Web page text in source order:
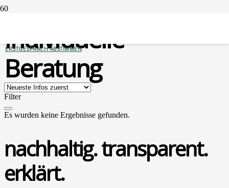
ERSTGESPRÄCH ABSTIMMEN
Individuelle
Beratung
Filter
Es wurden keine Ergebnisse gefunden.
nachhaltig. transparent.
erklärt.